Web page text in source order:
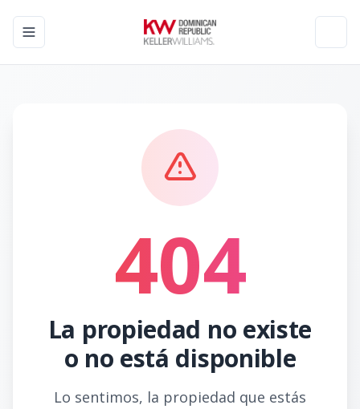
Toggle navigation menu
404
La propiedad no existe
o no está disponible
Lo sentimos, la propiedad que estás